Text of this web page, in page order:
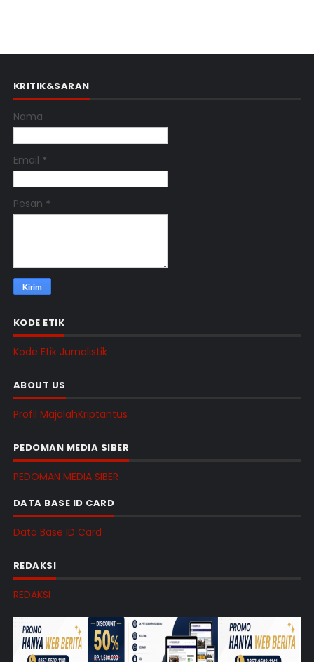
KRITIK&SARAN
Nama
Email *
Pesan *
KODE ETIK
Kode Etik Jurnalistik
ABOUT US
Profil MajalahKriptantus
PEDOMAN MEDIA SIBER
PEDOMAN MEDIA SIBER
DATA BASE ID CARD
Data Base ID Card
REDAKSI
REDAKSI